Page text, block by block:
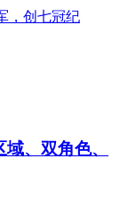
、双角色、